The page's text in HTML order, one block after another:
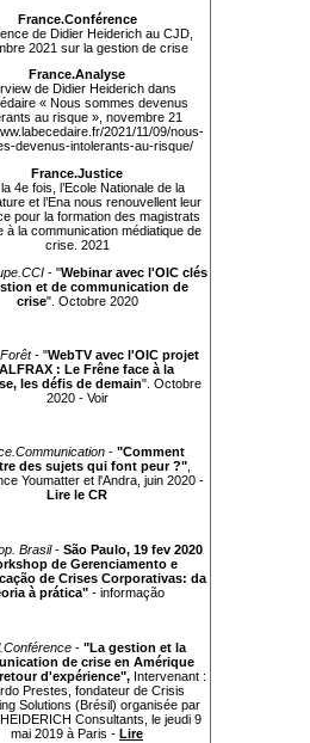
France.Conférence
de Didier Heiderich au CJD,
2021 sur la gestion de crise
France.Analyse
de Didier Heiderich dans
« Nous sommes devenus
au risque », novembre 21
2021/11/09/nous-
devenus-intolerants-au-risque/
France.Justice
4e fois, l’Ecole Nationale de la
et l’Ena nous renouvellent leur
pour la formation des magistrats
à la communication médiatique de
crise. 2021
- "Webinar avec l'OIC clés
et de communication de
crise". Octobre 2020
- "WebTV avec l'OIC projet
: Le Frêne face à la
les défis de demain". Octobre
2020 - Voir
- "Comment
des sujets qui font peur ?"
Youmatter et l'Andra, juin 2020 -
Lire le CR
Brasil- São Paulo, 19 fev 2020
de Gerenciamento e
de Crises Corporativas: da
à prática" - informação
- "La gestion et la
de crise en Amérique
d'expérience", Intervenant :
Prestes, fondateur de Crisis
Solutions (Brésil) organisée par
Consultants, le jeudi 9
mai 2019 à Paris - Lire